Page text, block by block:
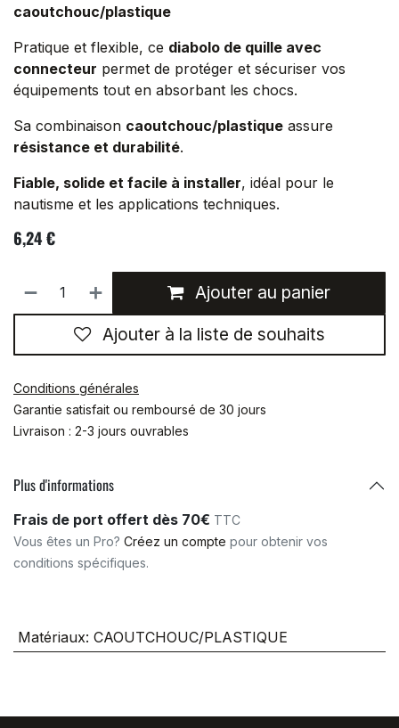
caoutchouc/plastique
Pratique et flexible, ce diabolo de quille avec
connecteur permet de protéger et sécuriser vos
équipements tout en absorbant les chocs.
Sa combinaison caoutchouc/plastique assure
résistance et durabilité.
Fiable, solide et facile à installer, idéal pour le
nautisme et les applications techniques.
6,24€
Ajouter au panier
Ajouter à la liste de souhaits
Conditions générales
Garantie satisfait ou remboursé de 30 jours
Livraison : 2-3 jours ouvrables
Plus d'informations
Frais de port offert dès 70€ TTC
Vous êtes un Pro? Créez un compte pour obtenir vos
conditions spécifiques.
Matériaux: CAOUTCHOUC/PLASTIQUE